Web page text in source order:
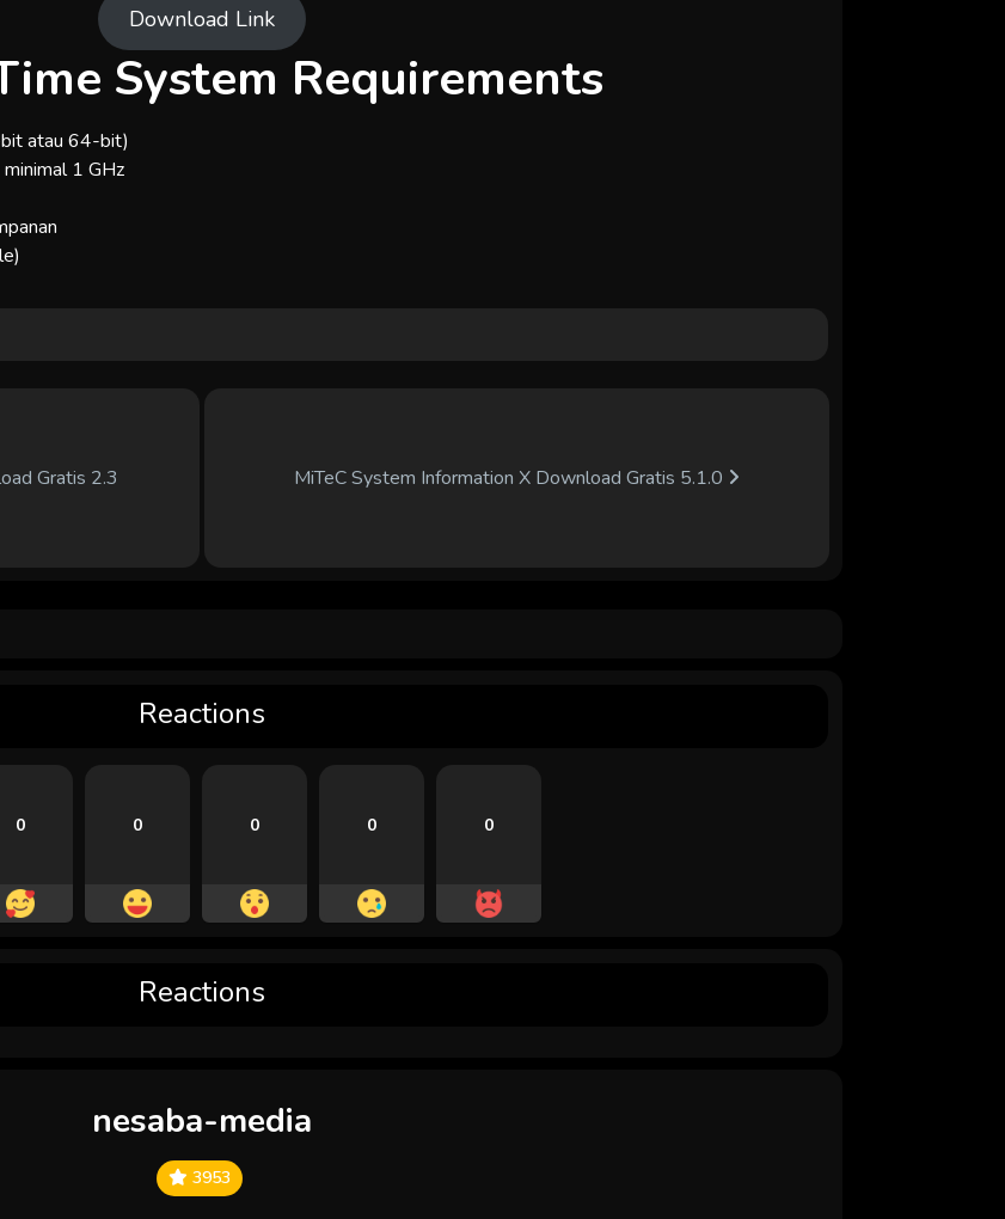
Download Link
System Requirements
atau 64-bit)
1 GHz
Gratis 2.3 MiTeC System Information X Download Gratis 5.1.0
Reactions
0 0 0 0 0
Reactions
nesaba-media
3953